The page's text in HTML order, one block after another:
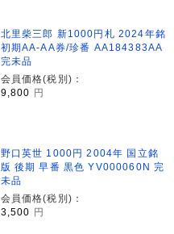
北里柴三郎 新1000円札 2024年銘
初期AA-AA券/珍番 AA184383AA
完未品
会員価格(税別)：
9,800 円
野口英世 1000円 2004年 国立銘
版 後期 早番 黒色 YV000060N 完
未品
会員価格(税別)：
3,500
円